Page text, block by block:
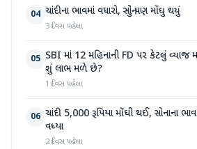
04 ચાંદીના ભાવમાં વધારો, સોનું પણ મોંઘુ થયું
3 દિવસ પહેલા
05 SBI માં 12 મહિનાની FD પર કેટલું વ્યાજ
શું લાભ મળે છે?
1 દિવસ પહેલા
06 ચાંદી 5,000 રૂપિયા મોંઘી થઈ, સોનાના
વધ્યા
2 દિવસ પહેલા